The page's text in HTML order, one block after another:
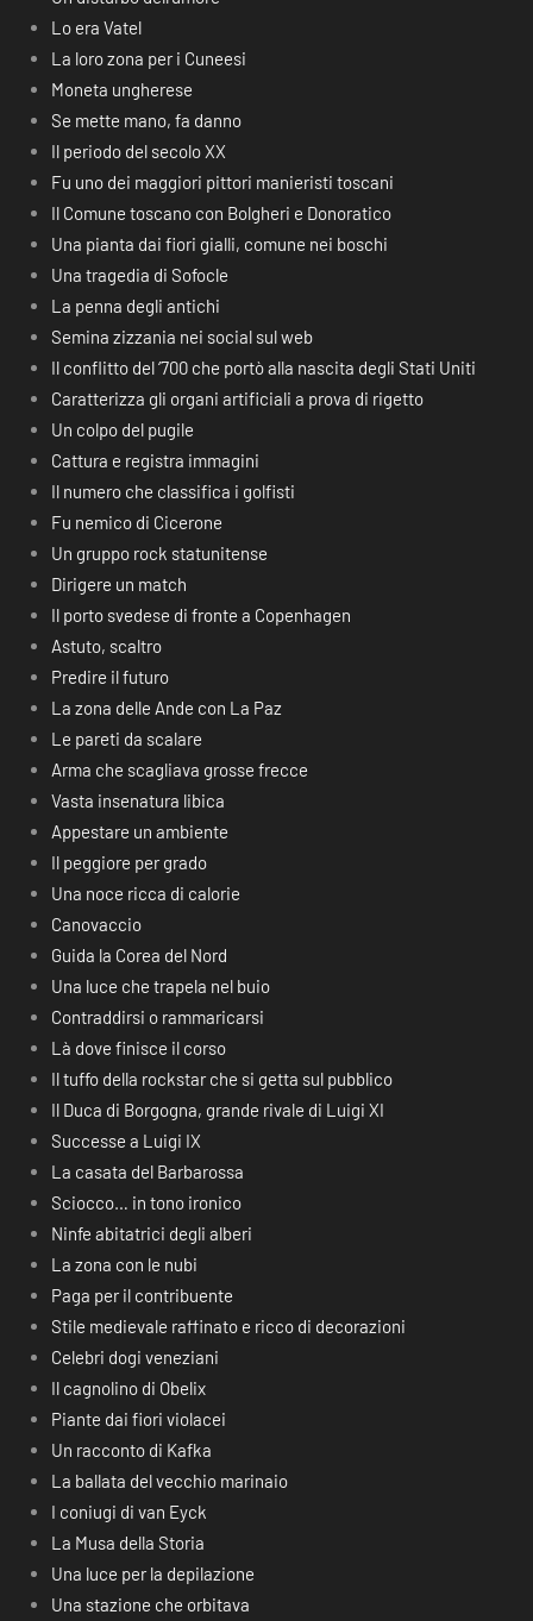
Lo era Vatel
La loro zona per i Cuneesi
Moneta ungherese
Se mette mano, fa danno
Il periodo del secolo XX
Fu uno dei maggiori pittori manieristi toscani
Il Comune toscano con Bolgheri e Donoratico
Una pianta dai fiori gialli, comune nei boschi
Una tragedia di Sofocle
La penna degli antichi
Semina zizzania nei social sul web
Il conflitto del ‘700 che portò alla nascita degli Stati Uniti
Caratterizza gli organi artificiali a prova di rigetto
Un colpo del pugile
Cattura e registra immagini
Il numero che classifica i golfisti
Fu nemico di Cicerone
Un gruppo rock statunitense
Dirigere un match
Il porto svedese di fronte a Copenhagen
Astuto, scaltro
Predire il futuro
La zona delle Ande con La Paz
Le pareti da scalare
Arma che scagliava grosse frecce
Vasta insenatura libica
Appestare un ambiente
Il peggiore per grado
Una noce ricca di calorie
Canovaccio
Guida la Corea del Nord
Una luce che trapela nel buio
Contraddirsi o rammaricarsi
Là dove finisce il corso
Il tuffo della rockstar che si getta sul pubblico
Il Duca di Borgogna, grande rivale di Luigi XI
Successe a Luigi IX
La casata del Barbarossa
Sciocco… in tono ironico
Ninfe abitatrici degli alberi
La zona con le nubi
Paga per il contribuente
Stile medievale raffinato e ricco di decorazioni
Celebri dogi veneziani
Il cagnolino di Obelix
Piante dai fiori violacei
Un racconto di Kafka
La ballata del vecchio marinaio
I coniugi di van Eyck
La Musa della Storia
Una luce per la depilazione
Una stazione che orbitava